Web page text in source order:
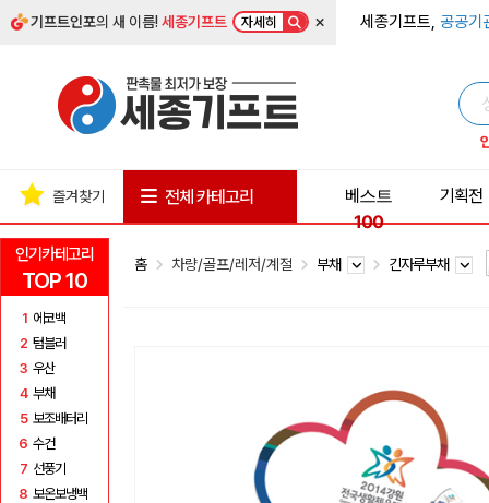
기프트인포의 새 이름!세종기프트 자세히 × 세종기프트, 공공기
인기카테고리
TOP 10
1 에코백
2 텀블러
3 우산
4 부채
5 보조배터리
6 수건
7 선풍기
8 보온보냉백
즐겨찾기 전체 카테고리
베스트
100
기획전
홈 차량/골프/레저/계절 부채 긴자루부채